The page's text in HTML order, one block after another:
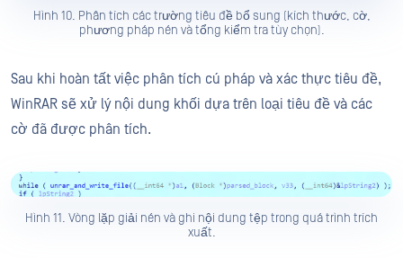
Hình 10. Phân tích các trường tiêu đề bổ sung (kích thước, cờ,
phương pháp nén và tổng kiểm tra tùy chọn).
Sau khi hoàn tất việc phân tích cú pháp và xác thực tiêu đề,
WinRAR sẽ xử lý nội dung khối dựa trên loại tiêu đề và các
cờ đã được phân tích.
Hình 11. Vòng lặp giải nén và ghi nội dung tệp trong quá trình trích
xuất.